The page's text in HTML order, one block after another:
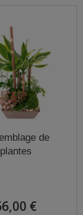
de
plantes
€